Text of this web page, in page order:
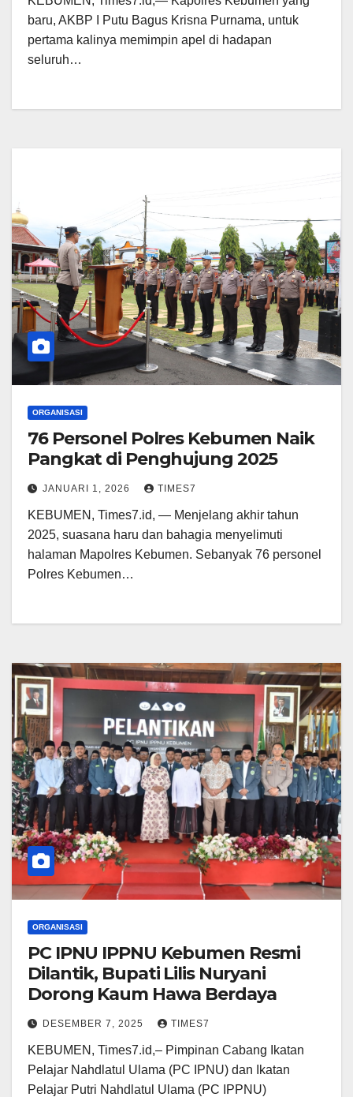
baru, AKBP I Putu Bagus Krisna Purnama, untuk
pertama kalinya memimpin apel di hadapan
seluruh…
ORGANISASI
76 Personel Polres Kebumen Naik
Pangkat di Penghujung 2025
JANUARI 1, 2026 TIMES7
KEBUMEN, Times7.id, — Menjelang akhir tahun
2025, suasana haru dan bahagia menyelimuti
halaman Mapolres Kebumen. Sebanyak 76 personel
Polres Kebumen…
ORGANISASI
PC IPNU IPPNU Kebumen Resmi
Dilantik, Bupati Lilis Nuryani
Dorong Kaum Hawa Berdaya
DESEMBER 7, 2025 TIMES7
KEBUMEN, Times7.id,– Pimpinan Cabang Ikatan
Pelajar Nahdlatul Ulama (PC IPNU) dan Ikatan
Pelajar Putri Nahdlatul Ulama (PC IPPNU)